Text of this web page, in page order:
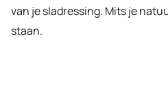
van je sladressing. Mits je
staan.